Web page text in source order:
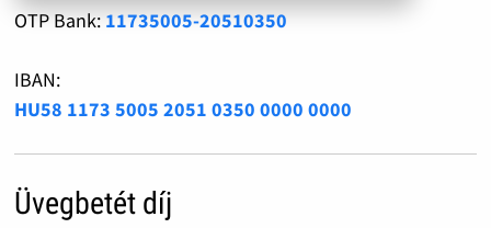
OTP Bank: 11735005-20510350
IBAN:
HU58 1173 5005 2051 0350 0000 0000
Üvegbetét díj